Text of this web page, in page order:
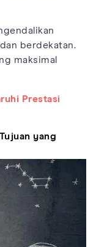
berdekatan.
maksimal
Prestasi
yang